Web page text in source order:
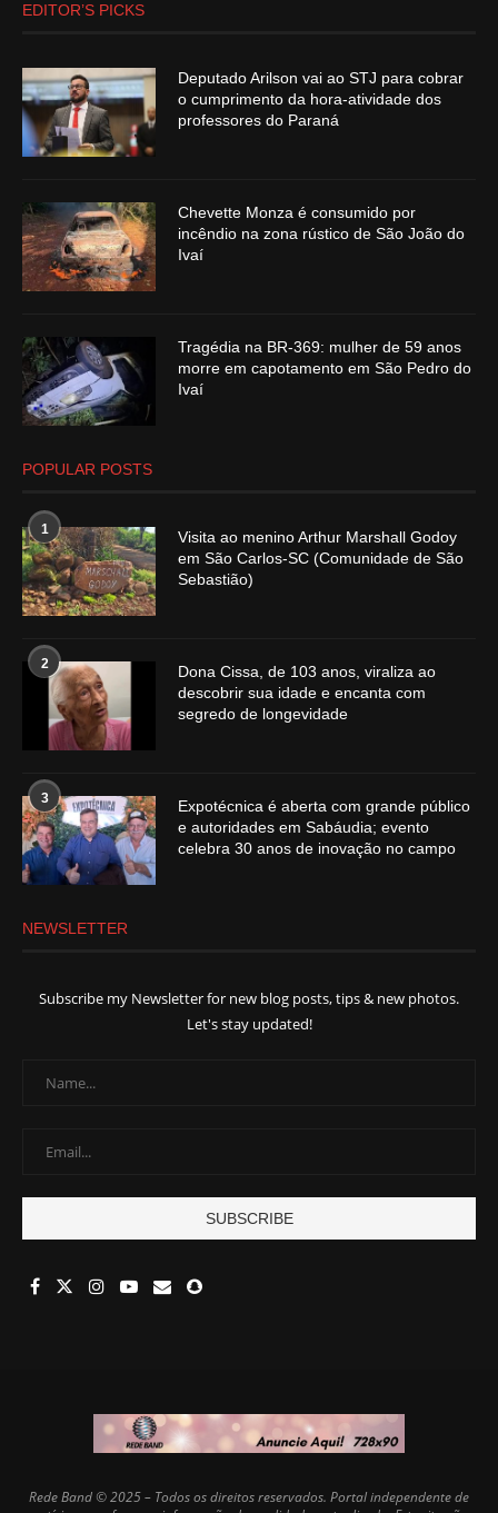
EDITOR’S PICKS
Deputado Arilson vai ao STJ para cobrar
o cumprimento da hora-atividade dos
professores do Paraná
Chevette Monza é consumido por
incêndio na zona rústico de São João do
Ivaí
Tragédia na BR-369: mulher de 59 anos
morre em capotamento em São Pedro do
Ivaí
POPULAR POSTS
1
Visita ao menino Arthur Marshall Godoy
em São Carlos-SC (Comunidade de São
Sebastião)
2
Dona Cissa, de 103 anos, viraliza ao
descobrir sua idade e encanta com
segredo de longevidade
3
Expotécnica é aberta com grande público
e autoridades em Sabáudia; evento
celebra 30 anos de inovação no campo
NEWSLETTER
Subscribe my Newsletter for new blog posts, tips & new photos.
Let's stay updated!
Rede Band © 2025 – Todos os direitos reservados. Portal independente de